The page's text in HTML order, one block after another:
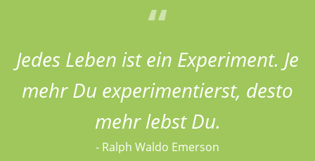
Jedes Leben ist ein Experiment. Je
mehr Du experimentierst, desto
mehr lebst Du.
- Ralph Waldo Emerson